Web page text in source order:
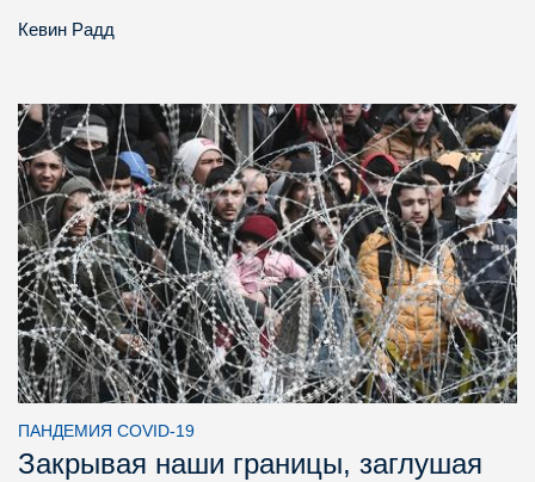
Кевин Радд
ПАНДЕМИЯ COVID-19
Закрывая наши границы, заглушая